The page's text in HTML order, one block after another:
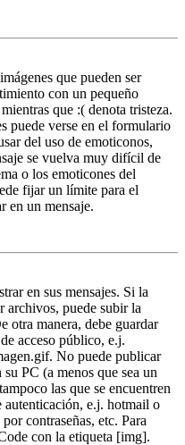
que pueden ser
con un pequeño
que :( denota tristeza.
puede verse en el formulario
del uso de emoticonos,
se vuelva muy difícil de
o los emoticones del
fijar un límite para el
en un mensaje.
en sus mensajes. Si la
archivos, puede subir la
otra manera, debe guardar
acceso público, e.j.
No puede publicar
PC (a menos que sea un
las que se encuentren
autenticación, e.j. hotmail o
contraseñas, etc. Para
con la etiqueta [img].